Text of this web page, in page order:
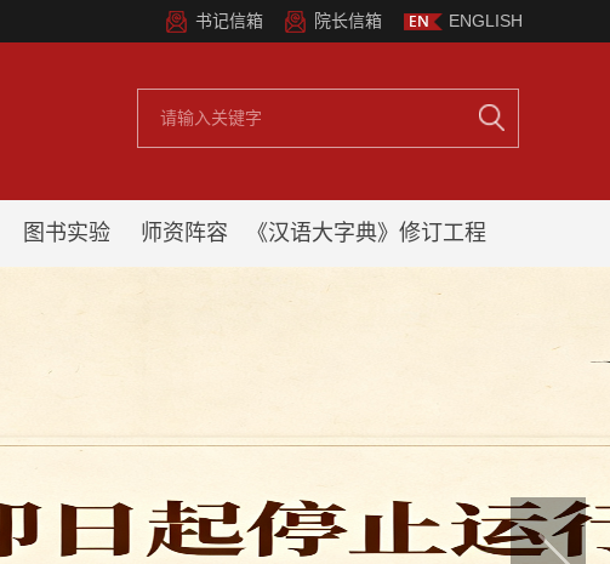
ENGLISH
院长信箱
书记信箱
图书实验 师资阵容 《汉语大字典》修订工程